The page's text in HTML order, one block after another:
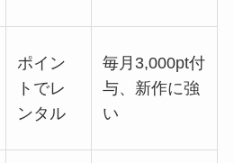
ポイン
トでレ
ンタル
毎月3,000pt付
与、新作に強
い